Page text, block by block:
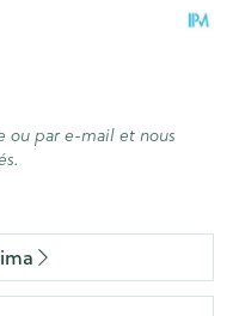
ou par e-mail et nous